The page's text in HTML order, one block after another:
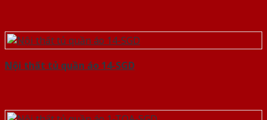
Nội thất tủ quần áo 14-SGD